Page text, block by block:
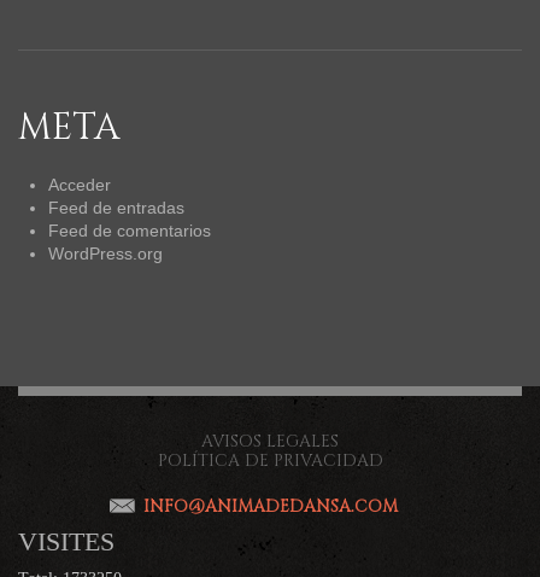
META
Acceder
Feed de entradas
Feed de comentarios
WordPress.org
AVISOS LEGALES
POLÍTICA DE PRIVACIDAD
INFO@ANIMADEDANSA.COM
VISITES